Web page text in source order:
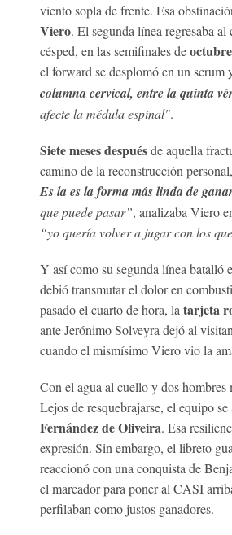
viento sopla de frente. Esa
Viero. El segunda línea regresaba
césped, en las semifinales de
el forward se desplomó en un scrum
columna cervical, entre la quinta
afecte la médula espinal".
Siete meses despuésde aquella
camino de la reconstrucción
Es la es la forma más linda de
que puede pasar”, analizaba Viero
“yo quería volver a jugar con los
Y así como su segunda línea batalló
debió transmutar el dolor en
pasado el cuarto de hora, la tarjeta
ante Jerónimo Solveyra dejó al
cuando el mismísimo Viero vio la
Con el agua al cuello y dos
Lejos de resquebrajarse, el equipo
Fernández de Oliveira. Esa
expresión. Sin embargo, el libreto
reaccionó con una conquista de
el marcador para poner al CASI
perfilaban como justos ganadores.